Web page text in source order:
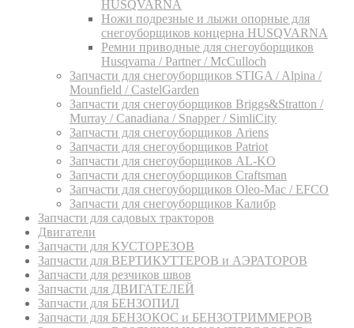
HUSQVARNA
Ножи подрезные и лыжи опорные для
снегоуборщиков концерна HUSQVARNA
Ремни приводные для снегоуборщиков
Husqvarna / Partner / McCulloch
Запчасти для снегоуборщиков STIGA / Alpina /
Mounfield / CastelGarden
Запчасти для снегоуборщиков Briggs&Stratton /
Murray / Canadiana / Snapper / SimliCity
Запчасти для снегоуборщиков Ariens
Запчасти для снегоуборщиков Patriot
Запчасти для снегоуборщиков AL-KO
Запчасти для снегоуборщиков Craftsman
Запчасти для снегоуборщиков Oleo-Mac / EFCO
Запчасти для снегоуборщиков Калибр
Запчасти для садовых тракторов
Двигатели
Запчасти для КУСТОРЕЗОВ
Запчасти для ВЕРТИКУТТЕРОВ и АЭРАТОРОВ
Запчасти для резчиков швов
Запчасти для ДВИГАТЕЛЕЙ
Запчасти для БЕНЗОПИЛ
Запчасти для БЕНЗОКОС и БЕНЗОТРИММЕРОВ